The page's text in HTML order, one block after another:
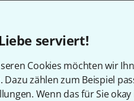
serviert!
Cookies möchten wir
Dazu zählen zum Beispiel
Wenn das für Sie